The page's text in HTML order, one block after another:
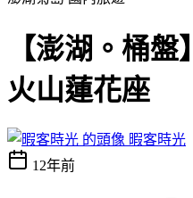
【澎湖。桶
火山蓮花座
暇客時光
12年前